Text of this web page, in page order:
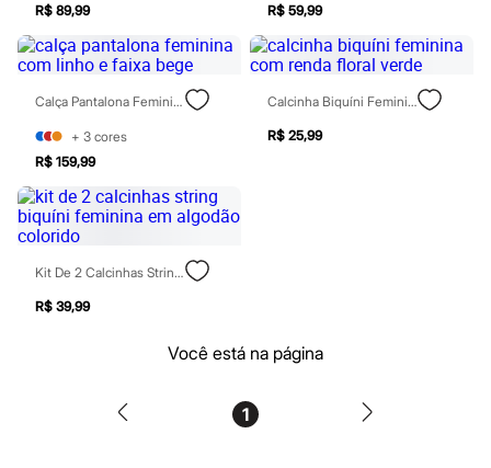
Sonic
Stitch
Beleza
Kits
Perfumes árabes
Novidades
Cabelos
Condicionador
Escovas e Pentes
Finalizadores
Shampoo
Tratamento
Cuidados com o corpo
Hidratante
Tratamento
R$ 89,99 R$ 59,99
Calça Pantalona Feminina Com Linho E Faixa Bege
+ 3 cores
R$ 159,99
Calcinha Biquíni Feminina Com Renda Floral Verde
R$ 25,99
Kit De 2 Calcinhas String Biquíni Feminina Em Algodão Colorido
R$ 39,99
Você está na página
1